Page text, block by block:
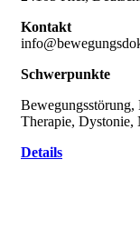
Kontakt
Schwerpunkte
Therapie, Dystonie,
Details